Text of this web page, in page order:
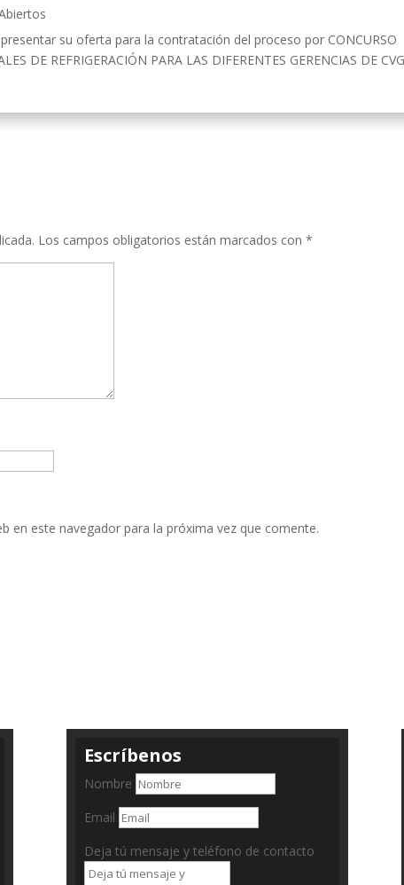
presentar su oferta para la contratación del proceso por CONCURSO
DE REFRIGERACIÓN PARA LAS DIFERENTES GERENCIAS DE CVG
Los campos obligatorios están marcados con*
en este navegador para la próxima vez que comente.
Escríbenos
Nombre
Email
Deja tú mensaje y teléfono de contacto